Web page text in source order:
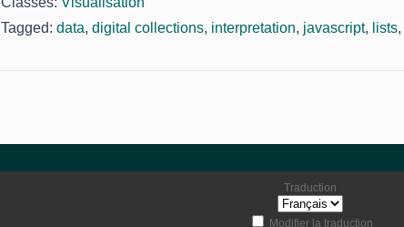
Tagged: data, digital collections, interpretation, javascript, lists,
Traduction
Modifier la traduction